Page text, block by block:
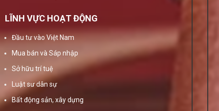
LĨNH VỰC HOẠT ĐỘNG
Đầu tư vào Việt Nam
Mua bán và Sáp nhập
Sở hữu trí tuệ
Luật sư dân sự
Bất động sản, xây dựng